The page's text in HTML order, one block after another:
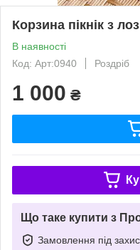
Корзина пікнік з
В наявності
Код: Арт:0940
Роздріб
1 000 ₴
Що таке купити з
Замовлення під